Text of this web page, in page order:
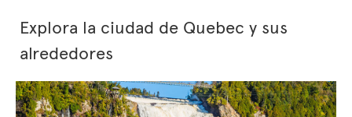
Explora la ciudad de Quebec y sus
alrededores